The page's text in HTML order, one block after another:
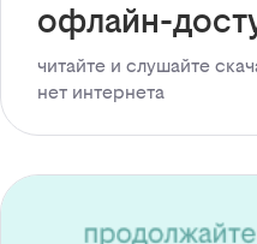
офлайн-
читайте и слушайте
нет интернета